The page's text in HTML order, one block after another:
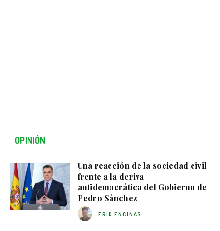
OPINIÓN
Una reacción de la sociedad civil
frente a la deriva
antidemocrática del Gobierno de
Pedro Sánchez
ERIK ENCINAS